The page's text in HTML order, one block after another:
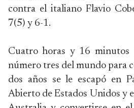
contra el italiano Flavio
7(5) y 6-1.
Cuatro horas y 16 minutos
número tres del mundo para
dos años se le escapó en
Abierto de Estados Unidos y